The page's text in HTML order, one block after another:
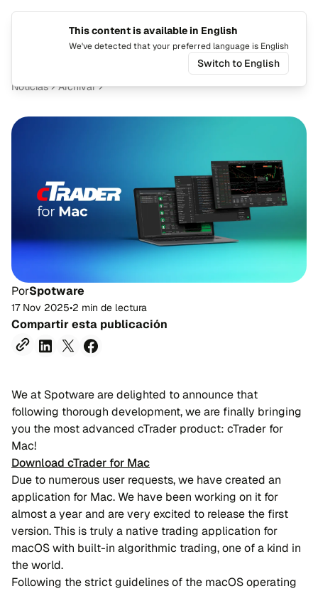
Noticias Archivar
PorSpotware
17 Nov 2025•2 min de lectura
Compartir esta publicación
We at Spotware are delighted to announce that
following thorough development, we are finally bringing
you the most advanced cTrader product: cTrader for
Mac!
Download cTrader for Mac
Due to numerous user requests, we have created an
application for Mac. We have been working on it for
almost a year and are very excited to release the first
version. This is truly a native trading application for
macOS with built-in algorithmic trading, one of a kind in
the world.
Following the strict guidelines of the macOS operating
This content is available in English
We've detected that your preferred language is English
Switch to English